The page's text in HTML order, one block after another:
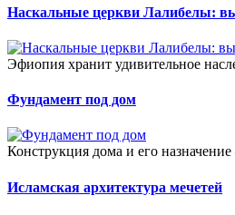
Наскальные церкви Лалибелы:
Эфиопия хранит удивительное
Фундамент под дом
Конструкция дома и его
Исламская архитектура мечетей